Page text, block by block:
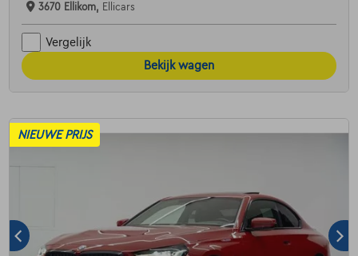
3670 Ellikom, Ellicars
Vergelijk
Bekijk wagen
NIEUWE PRIJS